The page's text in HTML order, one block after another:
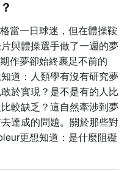
當一日球迷，但在體操鞍
與體操選手做了一週的夢
作夢卻始終裹足不前的
道：人類學有沒有研究夢
於實現？是不是有的人比
較缺乏？這自然牽涉到夢
達成的問題。關於那些對
更想知道：是什麼阻礙